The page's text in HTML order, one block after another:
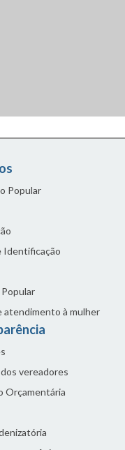
Popular
Identificação
atendimento à mulher
vereadores
Orçamentária